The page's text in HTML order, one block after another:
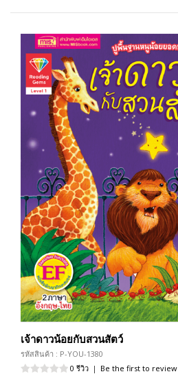
เจ้าดาวน้อยกับสวนสัตว์
รหัสสินค้า : P-YOU-1380
0 รีวิว | Be the first to review